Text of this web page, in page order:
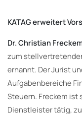
KATAG erweitert
Dr. Christian
zum
ernannt. Der Jurist
Aufgabenbereiche
Steuern. Freckem ist
Dienstleister tätig,